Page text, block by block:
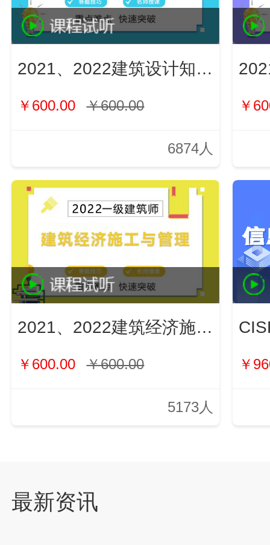
2021、2022建筑设计知识（新）
￥600.00 ￥600.00
6874人
￥
2021、2022建筑经济施工与管理（新）
￥600.00 ￥600.00
5173人
￥
最新资讯